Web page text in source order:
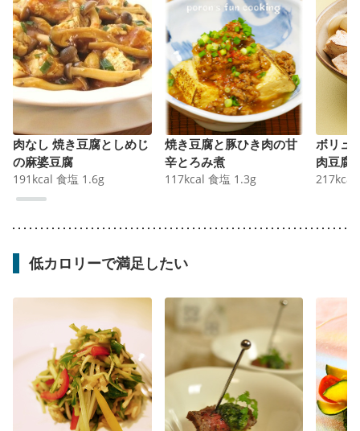
肉なし 焼き豆腐としめじ
の麻婆豆腐
191 kcal 食塩 1.6g
焼き豆腐と豚ひき肉の甘
辛とろみ煮
117kcal 食塩 1.3g
ボリュ
肉豆腐
217kcal
低カロリーで満足したい